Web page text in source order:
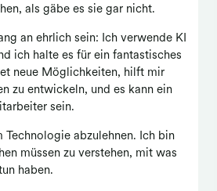
als gäbe es sie gar nicht.
an ehrlich sein: Ich verwende KI
ich halte es für ein fantastisches
neue Möglichkeiten, hilft mir
zu entwickeln, und es kann ein
sein.
Technologie abzulehnen. Ich bin
müssen zu verstehen, mit was
haben.